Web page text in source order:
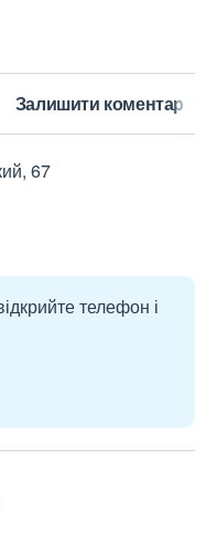
Залишити коментар
67
телефон і